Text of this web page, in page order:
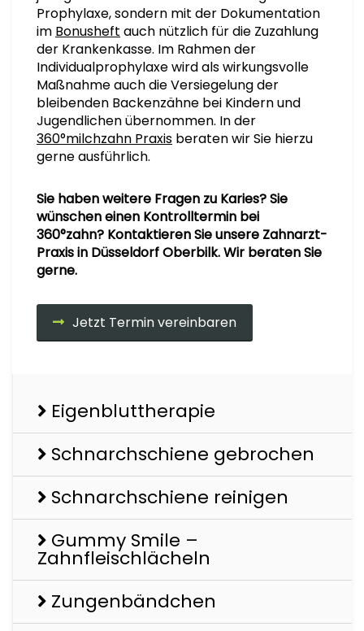
Prophylaxe, sondern mit der Dokumentation
im Bonusheft auch nützlich für die Zuzahlung
der Krankenkasse. Im Rahmen der
Individualprophylaxe wird als wirkungsvolle
Maßnahme auch die Versiegelung der
bleibenden Backenzähne bei Kindern und
Jugendlichen übernommen. In der
360°milchzahn Praxis beraten wir Sie hierzu
gerne ausführlich.
Sie haben weitere Fragen zu Karies? Sie
wünschen einen Kontrolltermin bei
360°zahn? Kontaktieren Sie unsere Zahnarzt-
Praxis in Düsseldorf Oberbilk. Wir beraten Sie
gerne.
Jetzt Termin vereinbaren
Eigenbluttherapie
Schnarchschiene gebrochen
Schnarchschiene reinigen
Gummy Smile –
Zahnfleischlächeln
Zungenbändchen